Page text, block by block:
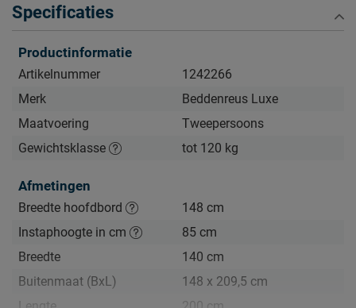
Zelf samenstellen? Dat kan gewoon in de winkel!
Liever een andere box, matras of pootjes? In onze winkels
stel je deze boxspring helemaal naar jouw smaak samen.
We helpen je graag om jouw ideale boxspring samen te
Specificaties
Productinformatie
Artikelnummer
1242266
Merk
Beddenreus Luxe
Maatvoering
Tweepersoons
Gewichtsklasse
tot 120 kg
Afmetingen
Breedte hoofdbord
148 cm
Instaphoogte in cm
85 cm
Breedte
140 cm
Buitenmaat (BxL)
148 x 209,5 cm